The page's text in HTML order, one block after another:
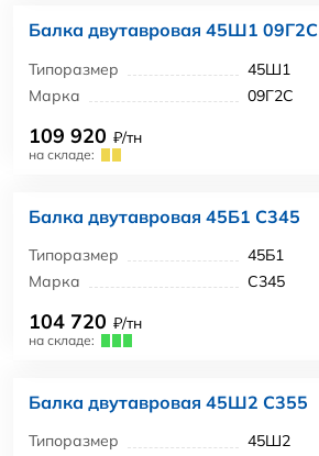
Балка двутавровая 45Ш1 09Г2С
Типоразмер
45Ш1
Марка
09Г2С
109 920 ₽/тн
на складе:
Балка двутавровая 45Б1 С345
Типоразмер
45Б1
Марка
С345
104 720 ₽/тн
на складе:
Балка двутавровая 45Ш2 С355
Типоразмер
45Ш2